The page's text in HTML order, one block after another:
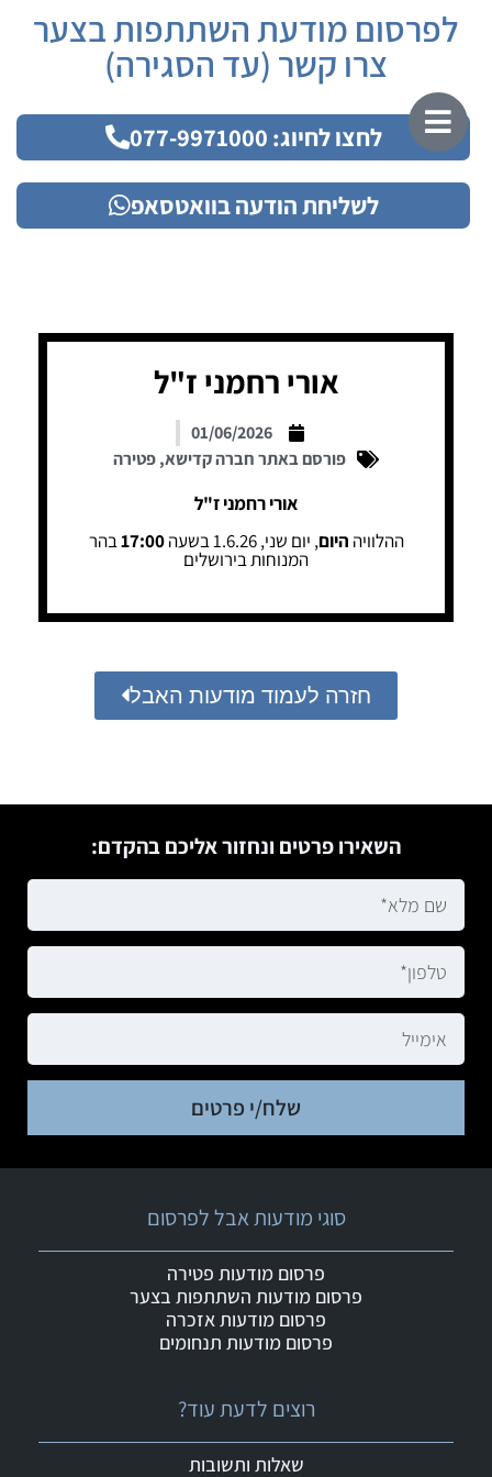
לפרסום מודעת השתתפות בצער
צרו קשר (עד הסגירה)
לחצו לחיוג: 077-9971000
לשליחת הודעה בוואטסאפ
אורי רחמני ז"ל
01/06/2026
פורסם באתר חברה קדישא,פטירה
אורי רחמני ז"ל
ההלוויה היום, יום שני, 1.6.26 בשעה 17:00בהר
המנוחות בירושלים
חזרה לעמוד מודעות האבל
השאירו פרטים ונחזור אליכם בהקדם:
שלח/י פרטים
רוצים לדעת עוד?
שאלות ותשובות
סוגי מודעות אבל לפרסום
פרסום מודעות פטירה
פרסום מודעות השתתפות בצער
פרסום מודעות אזכרה
פרסום מודעות תנחומים